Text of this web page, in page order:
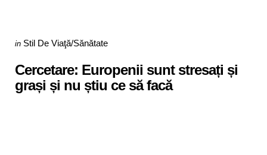
Categories
Posted
in Stil De Viaţă/Sănătate
Cercetare: Europenii sunt stresați și
grași și nu știu ce să facă